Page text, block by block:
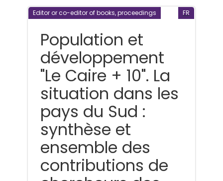
Editor or co-editor of books, proceedings FR
Population et
développement
"Le Caire + 10". La
situation dans les
pays du Sud :
synthèse et
ensemble des
contributions de